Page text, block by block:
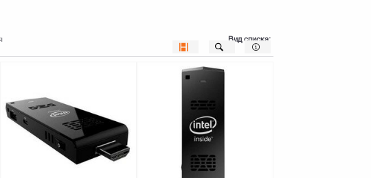
Вид списка: